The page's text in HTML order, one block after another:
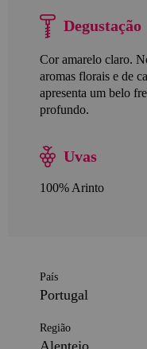
Degustação
Cor amarelo claro.
aromas florais e de
apresenta um belo
profundo.
Uvas
100% Arinto
País
Portugal
Região
Alentejo